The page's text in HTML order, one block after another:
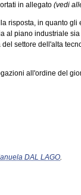
in allegato (vedi
risposta, in quanto gli
al piano industriale
settore dell'alta
all'ordine del
DAL LAGO.